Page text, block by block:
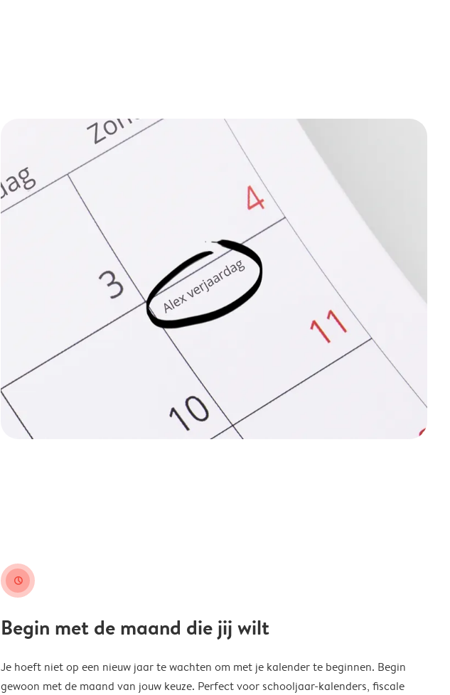
clock
Begin met de maand die jij wilt
Je hoeft niet op een nieuw jaar te wachten om met je kalender te beginnen. Begin
gewoon met de maand van jouw keuze. Perfect voor schooljaar-kalenders, fiscale